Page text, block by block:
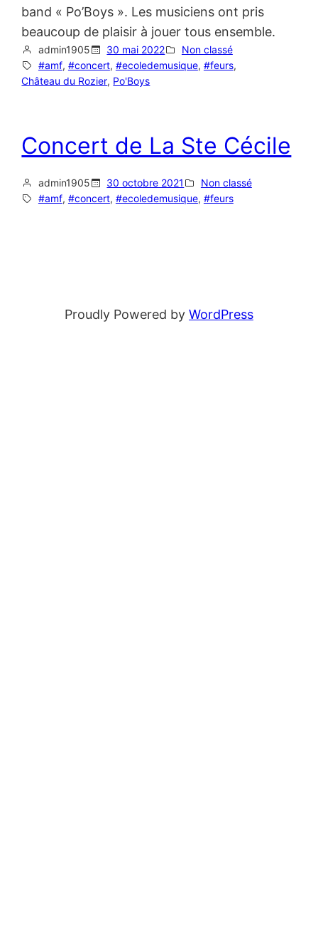
band « Po’Boys ». Les musiciens ont pris
beaucoup de plaisir à jouer tous ensemble.
admin1905 30 mai 2022
Non classé
#amf, #concert, #ecoledemusique, #feurs,
Château du Rozier, Po'Boys
Concert de La Ste Cécile
admin1905 30 octobre 2021
Non classé
#amf, #concert, #ecoledemusique, #feurs
Proudly Powered by WordPress